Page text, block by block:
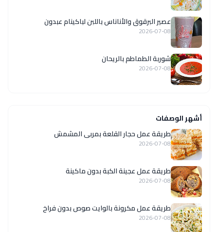
عصير البرقوق والأناناس باللبن لباكينام عبدون
2026-07-08
شوربة الطماطم بالريحان
2026-07-08
أشهر الوصفات
طريقة عمل حجار القلعة بمربى المشمش
2026-07-08
طريقة عمل عجينة الكبة بدون ماكينة
2026-07-08
طريقة عمل مكرونة بالوايت صوص بدون فراخ
2026-07-08